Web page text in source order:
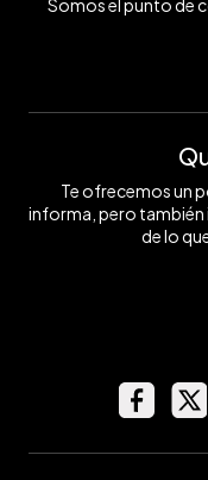
Somos el punto de
Te ofrecemos un
informa, pero también
de lo